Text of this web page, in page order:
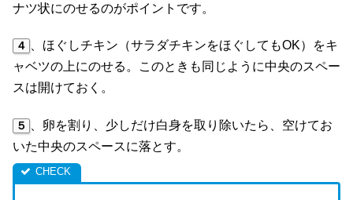
ナツ状にのせるのがポイントです。
４ 、ほぐしチキン（サラダチキンをほぐしてもOK）をキ
ャベツの上にのせる。このときも同じように中央のスペー
スは開けておく。
５ 、卵を割り、少しだけ白身を取り除いたら、空けてお
いた中央のスペースに落とす。